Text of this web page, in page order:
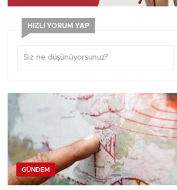
HIZLI YORUM YAP
GÜNDEM